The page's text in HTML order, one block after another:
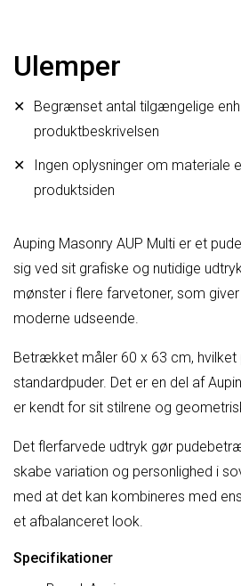
Auping Masonry AUP Multi er et
sig ved sit grafiske og nutidige
mønster i flere farvetoner, som
moderne udseende.
Betrækket måler 60 x 63 cm, hvilket
standardpuder. Det er en del af
er kendt for sit stilrene og
Det flerfarvede udtryk gør
skabe variation og personlighed i
med at det kan kombineres med
et afbalanceret look.
Ulemper
Begrænset antal tilgængelige
produktbeskrivelsen
Ingen oplysninger om materiale
produktsiden
Specifikationer